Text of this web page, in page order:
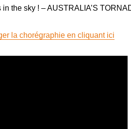
in the sky ! – AUSTRALIA’S
la chorégraphie en cliquant ici